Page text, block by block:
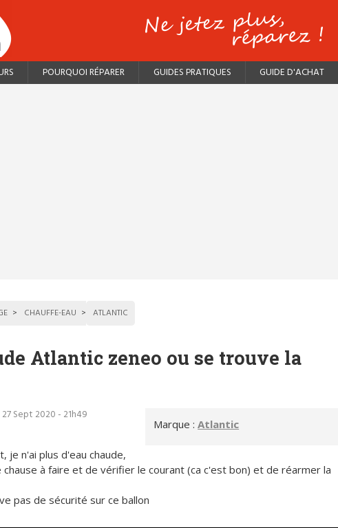
POURQUOI RÉPARER GUIDES PRATIQUES GUIDE D'ACHAT
CHAUFFE-EAU ATLANTIC
Atlantic zeneo ou se trouve la
Marque :Atlantic
27 Sept 2020 - 21h49
je n'ai plus d'eau chaude,
à faire et de vérifier le courant (ca c'est bon) et de réarmer la
pas de sécurité sur ce ballon